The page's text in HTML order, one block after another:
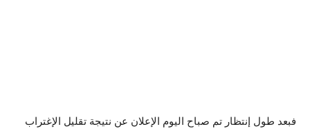
فبعد طول إنتظار تم صباح اليوم الإعلان عن نتيجة تقليل الإغتراب